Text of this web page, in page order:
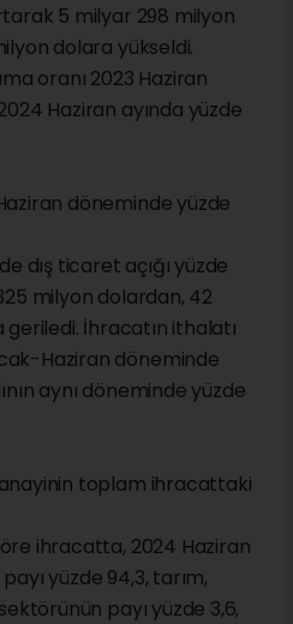
5 milyar 298 milyon
dolara yükseldi.
oranı 2023 Haziran
Haziran ayında yüzde
döneminde yüzde
dış ticaret açığı yüzde
milyon dolardan, 42
İhracatın ithalatı
Haziran döneminde
aynı döneminde yüzde
toplam ihracattaki
ihracatta, 2024 Haziran
yüzde 94,3, tarım,
payı yüzde 3,6,